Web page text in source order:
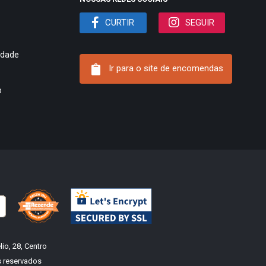
CURTIR SEGUIR
Ir para o site de encomendas
28, Centro
reservados